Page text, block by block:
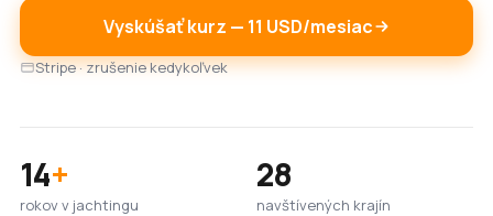
Vyskúšať kurz — 11 USD/mesiac
Stripe · zrušenie kedykoľvek
14+
rokov v jachtingu
28
navštívených krajín